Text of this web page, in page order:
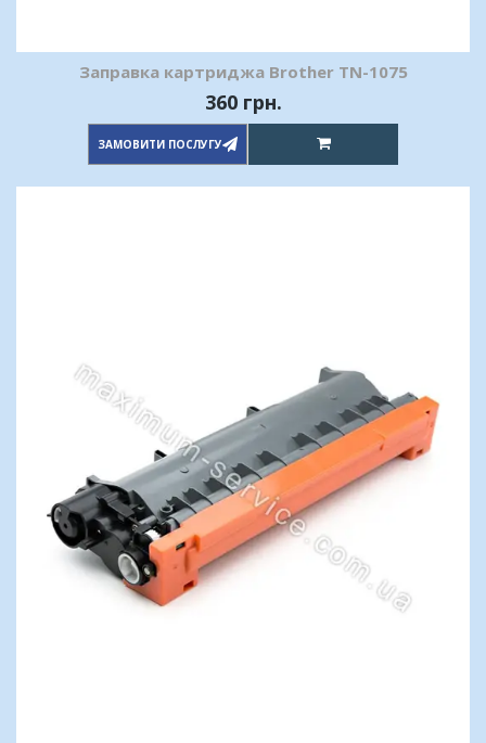
Заправка картриджа Brother TN-1075
360 грн.
ЗАМОВИТИ ПОСЛУГУ